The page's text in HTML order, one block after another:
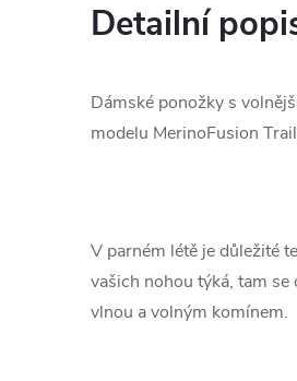
Detailní
Dámské ponožky s
modelu MerinoFusion
V parném létě je důležité
vašich nohou týká, tam
vlnou a volným komínem.